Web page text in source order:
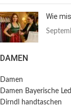
Wie
DAMEN
Damen
Damen Bayerische
Dirndl handtaschen